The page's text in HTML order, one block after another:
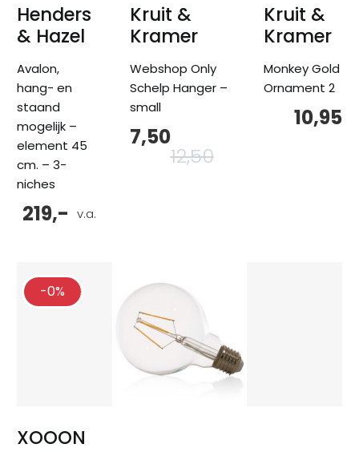
Henders
& Hazel
Avalon,
hang- en
staand
mogelijk –
element 45
cm. – 3-
niches
v.a.
219,-
Kruit &
Kramer
Webshop Only
Schelp Hanger –
small
12,50
7,50
Kruit &
Kramer
Monkey Gold
Ornament 2
10,95
-0%
XOOON